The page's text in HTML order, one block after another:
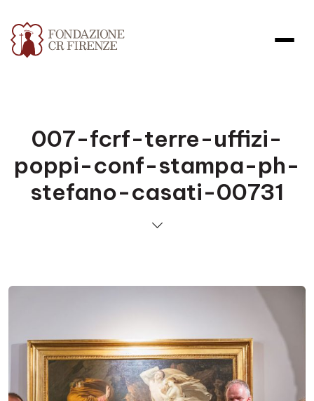
007-fcrf-terre-uffizi-
poppi-conf-stampa-ph-
stefano-casati-00731